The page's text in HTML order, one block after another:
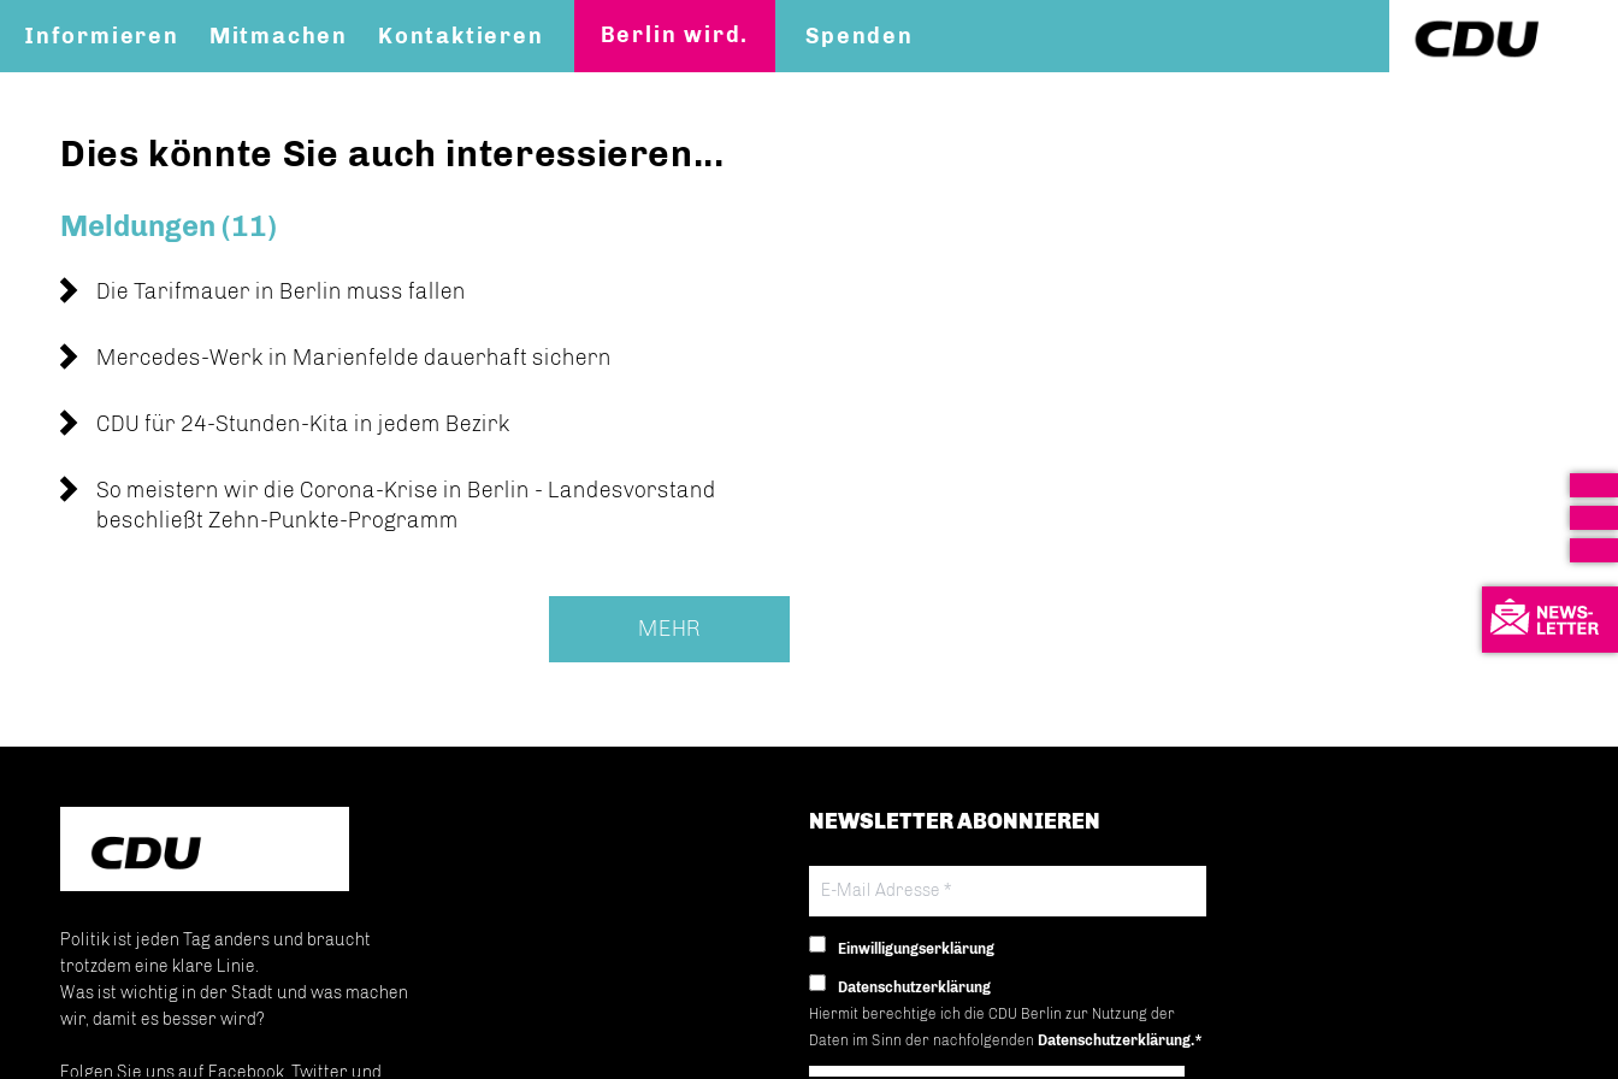
Informieren Mitmachen Kontaktieren Berlin wird. Spenden
Dies könnte Sie auch interessieren...
Meldungen (11)
Die Tarifmauer in Berlin muss fallen
Mercedes-Werk in Marienfelde dauerhaft sichern
CDU für 24-Stunden-Kita in jedem Bezirk
So meistern wir die Corona-Krise in Berlin - Landesvorstand
beschließt Zehn-Punkte-Programm
MEHR
Politik ist jeden Tag anders und braucht
trotzdem eine klare Linie.
Was ist wichtig in der Stadt und was machen
wir, damit es besser wird?
Folgen Sie uns auf Facebook, Twitter und
NEWSLETTER ABONNIEREN
Einwilligungserklärung
Datenschutzerklärung
Hiermit berechtige ich die CDU Berlin zur Nutzung der
Daten im Sinn der nachfolgenden Datenschutzerklärung.*